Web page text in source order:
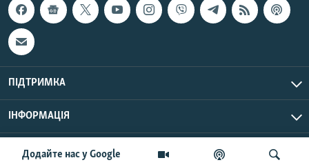
Додайте нас у Google
ПІДТРИМКА
ІНФОРМАЦІЯ
© Радіо Свобода, 2026 | Усі права застережено.
UTC+3